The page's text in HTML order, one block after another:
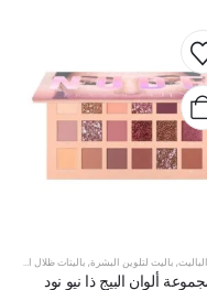
الباليت, باليت لتلوين البشرة, باليتات ظلال العيون
ألوان البيج ذا نيو نود